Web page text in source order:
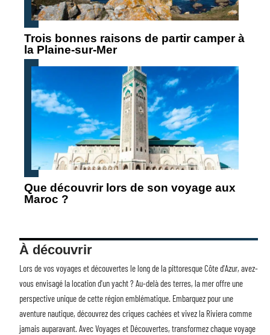
Trois bonnes raisons de partir camper à
la Plaine-sur-Mer
Que découvrir lors de son voyage aux
Maroc ?
À découvrir
Lors de vos voyages et découvertes le long de la pittoresque Côte d'Azur, avez-
vous envisagé lalocation d'un yacht? Au-delà des terres, la mer offre une
perspective unique de cette région emblématique. Embarquez pour une
aventure nautique, découvrez des criques cachées et vivez la Riviera comme
jamais auparavant. Avec Voyages et Découvertes, transformez chaque voyage